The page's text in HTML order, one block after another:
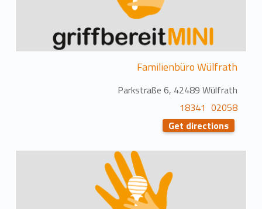
Familienbüro Wülfrath
Parkstraße 6, 42489 Wülfrath
02058 18341
Get directions